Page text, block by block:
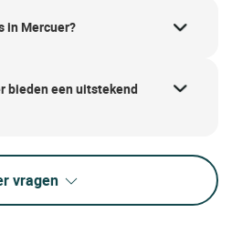
in Mercuer?
bieden een uitstekend
vragen